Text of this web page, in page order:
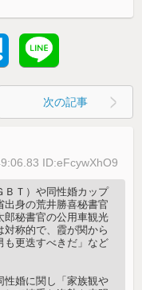
次の記事
ID:eFcywXhO9
Ｔ）や同性婚カップ
出身の荒井勝喜秘書官
郎秘書官の公用車観光
称的で、霞が関から
も更迭すべきだ」など
婚に関し「家族観や